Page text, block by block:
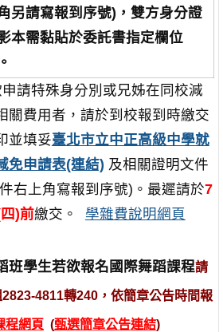
角另請寫報到序號)，雙方身分證
本需黏貼於委託書指定欄位
請特殊身分別或兄姊在同校減
關費用者，請於到校報到時繳交
並填妥臺北市立中正高級中學就
免申請表(連結) 及相關證明文件
右上角寫報到序號)。最遲請於7
)前繳交。 學雜費說明網頁
班學生若欲報名國際舞蹈課程請
4811轉240，依簡章公告時間報
程網頁 (甄選簡章公告連結)